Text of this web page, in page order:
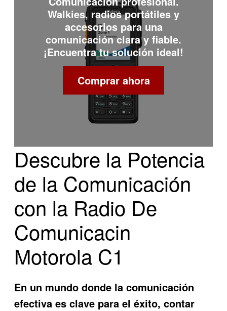
Walkies, radios portátiles y
accesorios para una
comunicación clara y fiable.
¡Encuentra tu solución ideal!
Comprar ahora
Descubre la Potencia
de la Comunicación
con la Radio De
Comunicacin
Motorola C1
En un mundo donde la comunicación
efectiva es clave para el éxito, contar